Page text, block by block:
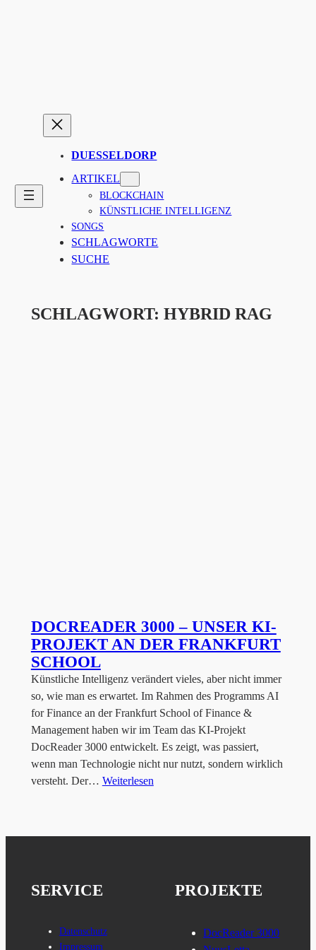
DUESSELDORP
ARTIKEL
BLOCKCHAIN
KÜNSTLICHE INTELLIGENZ
SONGS
SCHLAGWORTE
SUCHE
SCHLAGWORT: HYBRID RAG
DOCREADER 3000 – UNSER KI-
PROJEKT AN DER FRANKFURT
SCHOOL
Künstliche Intelligenz verändert vieles, aber nicht immer
so, wie man es erwartet. Im Rahmen des Programms AI
for Finance an der Frankfurt School of Finance &
Management haben wir im Team das KI-Projekt
DocReader 3000 entwickelt. Es zeigt, was passiert,
wenn man Technologie nicht nur nutzt, sondern wirklich
versteht. Der… Weiterlesen
SERVICE
Datenschutz
Impressum
PROJEKTE
DocReader 3000